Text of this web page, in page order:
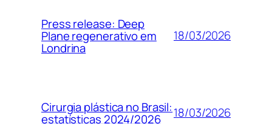
Press release: Deep
Plane regenerativo em
Londrina
18/03/2026
Cirurgia plástica no Brasil:
estatísticas 2024/2026 18/03/2026